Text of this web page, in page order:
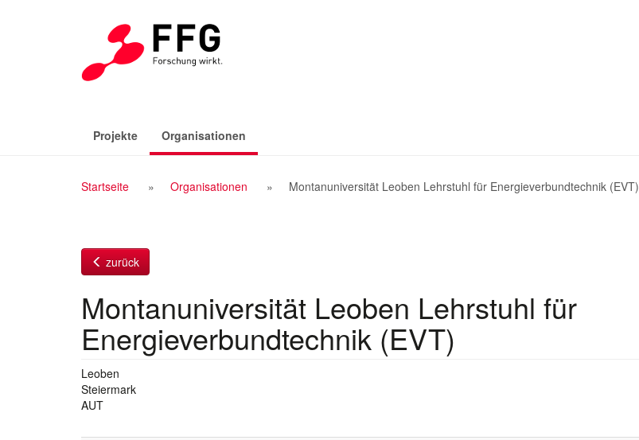
Projekte Organisationen
Breadcrumb
Startseite Organisationen Montanuniversität Leoben Lehrstuhl für Energieverbundtechnik (EVT)
zurück
Montanuniversität Leoben Lehrstuhl für
Energieverbundtechnik (EVT)
Leoben
Steiermark
AUT